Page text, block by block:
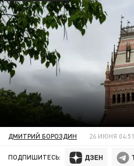
ДМИТРИЙ БОРОЗДИН 26 ИЮНЯ 04:51
ПОДПИШИТЕСЬ: